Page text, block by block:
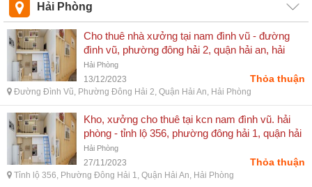
Hải Phòng
Cho thuê nhà xưởng tại nam đình vũ - đường
đình vũ, phường đông hải 2, quận hải an, hải
phòng
Hải Phòng
13/12/2023 Thỏa thuận
Đường Đình Vũ, Phường Đông Hải 2, Quận Hải An, Hải Phòng
Kho, xưởng cho thuê tại kcn nam đình vũ. hải
phòng - tỉnh lộ 356, phường đông hải 1, quận hải
an, hải phòng
Hải Phòng
27/11/2023 Thỏa thuận
Tỉnh lộ 356, Phường Đông Hải 1, Quận Hải An, Hải Phòng